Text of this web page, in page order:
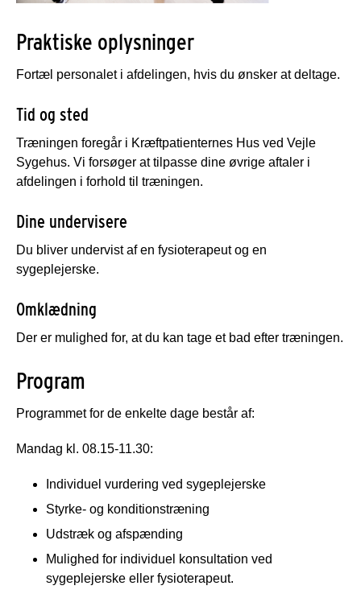
Praktiske oplysninger
Fortæl personalet i afdelingen, hvis du ønsker at deltage.
Tid og sted
Træningen foregår i Kræftpatienternes Hus ved Vejle
Sygehus. Vi forsøger at tilpasse dine øvrige aftaler i
afdelingen i forhold til træningen.
Dine undervisere
Du bliver undervist af en fysioterapeut og en
sygeplejerske.
Omklædning
Der er mulighed for, at du kan tage et bad efter træningen.
Program
Programmet for de enkelte dage består af:
Mandag kl. 08.15-11.30:
Individuel vurdering ved sygeplejerske
Styrke- og konditionstræning
Udstræk og afspænding
Mulighed for individuel konsultation ved
sygeplejerske eller fysioterapeut.